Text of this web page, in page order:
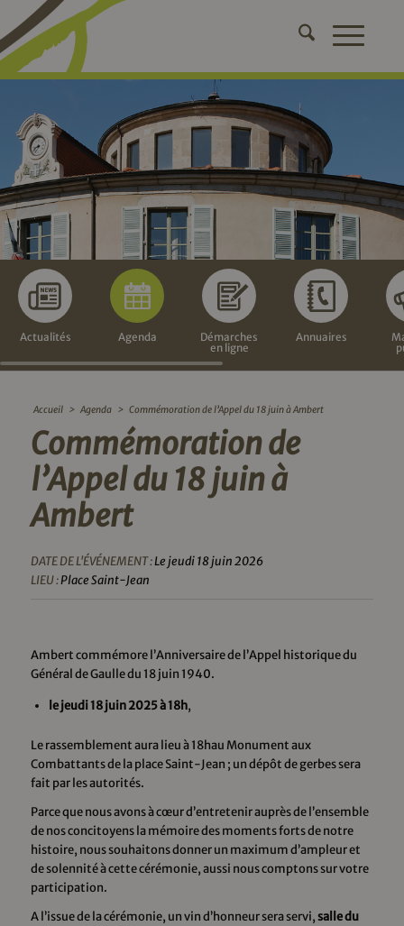
Actualités Agenda
Démarches
en ligne
Annuaires
Accueil > Agenda > Commémoration de l’Appel du 18 juin à Ambert
Commémoration de
l’Appel du 18 juin à
Ambert
DATE DE L'ÉVÉNEMENT :Le jeudi 18 juin 2026
LIEU :Place Saint-Jean
Ambert commémore l’Anniversaire de l’Appel historique du
Général de Gaulle du 18 juin 1940.
le jeudi 18 juin 2025 à 18h,
Le rassemblement aura lieu à 18hau Monument aux
Combattants de la place Saint-Jean ; un dépôt de gerbes sera
fait par les autorités.
Parce que nous avons à cœur d’entretenir auprès de l’ensemble
de nos concitoyens la mémoire des moments forts de notre
histoire, nous souhaitons donner un maximum d’ampleur et
de solennité à cette cérémonie, aussi nous comptons sur votre
participation.
A l’issue de la cérémonie, un vin d’honneur sera servi,salle du